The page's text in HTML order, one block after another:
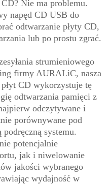
Nie ma problemu.
napęd CD USB do
odtwarzanie płyty CD,
lub po prostu zgrać.
strumieniowego
firmy AURALiC, nasza
CD wykorzystuje tę
odtwarzania pamięci z
odczytywane i
porównywane pod
systemu.
potencjalnie
jak i niwelowanie
jakości wybranego
wydajność w